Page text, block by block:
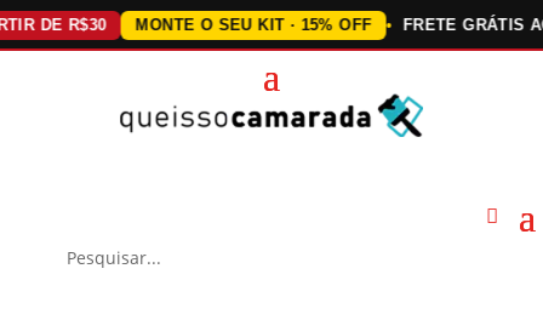
R$30 MONTE O SEU KIT · 15% OFF FRETE GRÁTIS ACIMA